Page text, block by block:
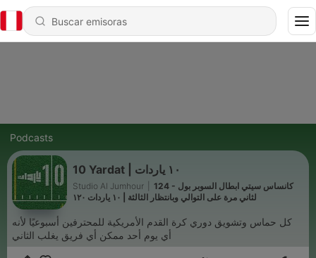
Podcasts
10 Yardat | ١٠ ياردات
Studio Al Jumhour
124 - كانساس سيتي ابطال السوبر بول
لثاني مرة على التوالي وبانتظار الثالثة | ١٠ ياردات ١٢٠
كل حماس وتشويق دوري كرة القدم الأمريكية للمحترفين أسبوعيًا لأنه
أي يوم أحد ممكن أي فريق يغلب الثاني